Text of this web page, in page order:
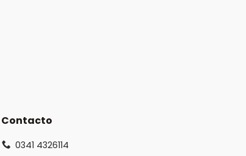
Contacto
0341 4326114